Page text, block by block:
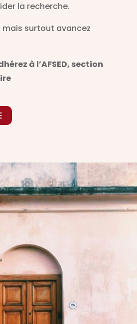
la recherche.
mais surtout avancez
à l’AFSED, section